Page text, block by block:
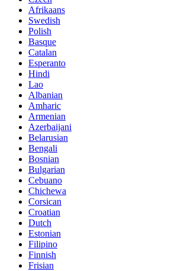
Afrikaans
Swedish
Polish
Basque
Catalan
Esperanto
Hindi
Lao
Albanian
Amharic
Armenian
Azerbaijani
Belarusian
Bengali
Bosnian
Bulgarian
Cebuano
Chichewa
Corsican
Croatian
Dutch
Estonian
Filipino
Finnish
Frisian